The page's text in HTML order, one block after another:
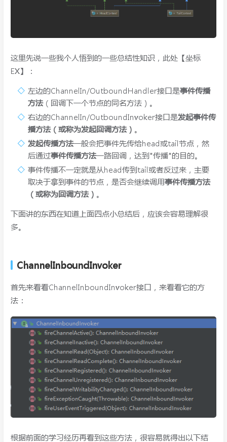
这里先说一些我个人悟到的一些总结性知识，此处【坐标
EX】：
左边的ChannelIn/OutboundHandler接口是事件传播
方法（回调下一个节点的同名方法）。
右边的ChannelIn/OutboundInvoker接口是发起事件传
播方法（或称为发起回调方法） 。
发起传播方法一般会把事件先传给head或tail节点，然
后通过事件传播方法一路回调，达到"传播"的目的。
事件传播不一定就是从head传到tail或者反过来，主要
取决于拿到事件的节点，是否会继续调用事件传播方法
（或称为回调方法） 。
下面讲的东西在知道上面四点小总结后，应该会容易理解很
多。
ChannelInboundInvoker
首先来看看ChannelInboundInvoker接口，来看看它的方
法：
根据前面的学习经历再看到这些方法，很容易就得出以下结